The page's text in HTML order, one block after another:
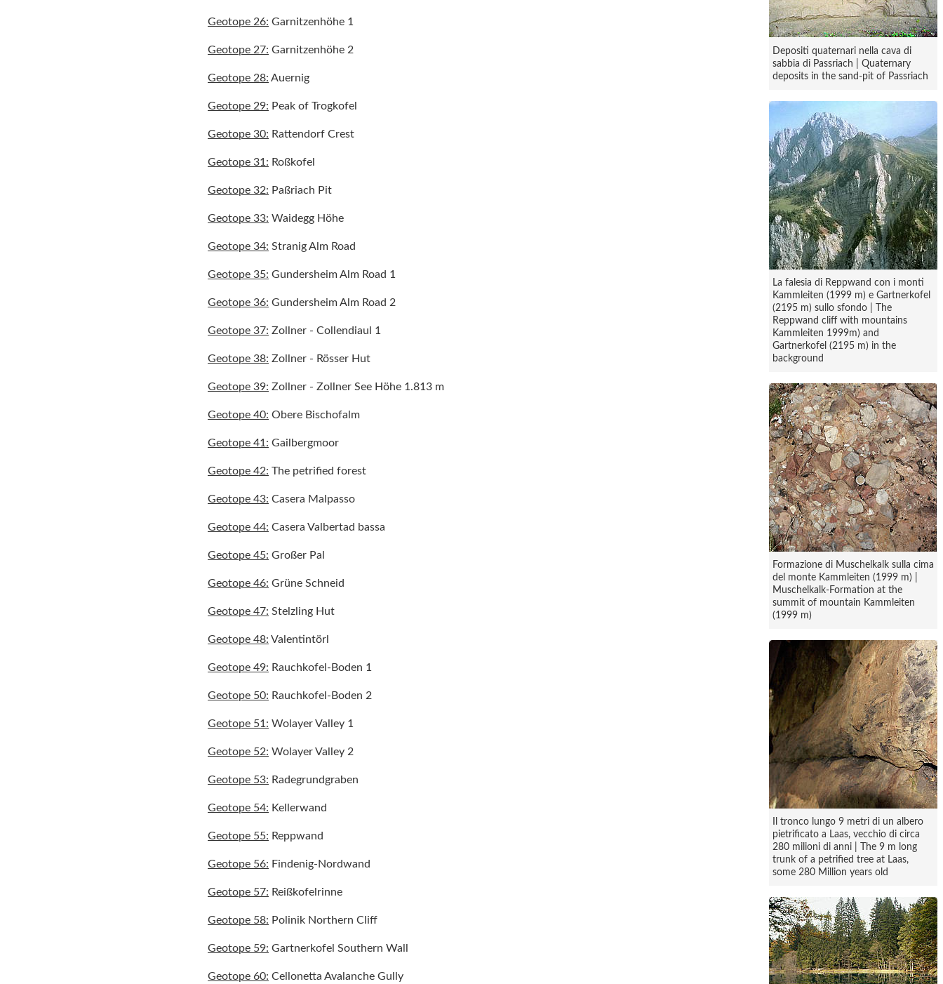
Geotope 26: Garnitzenhöhe 1
Geotope 27: Garnitzenhöhe 2
Geotope 28: Auernig
Geotope 29: Peak of Trogkofel
Geotope 30: Rattendorf Crest
Geotope 31: Roßkofel
Geotope 32: Paßriach Pit
Geotope 33: Waidegg Höhe
Geotope 34: Stranig Alm Road
Geotope 35: Gundersheim Alm Road 1
Geotope 36: Gundersheim Alm Road 2
Geotope 37: Zollner - Collendiaul 1
Geotope 38: Zollner - Rösser Hut
Geotope 39: Zollner - Zollner See Höhe 1.813 m
Geotope 40: Obere Bischofalm
Geotope 41: Gailbergmoor
Geotope 42: The petrified forest
Geotope 43: Casera Malpasso
Geotope 44: Casera Valbertad bassa
Geotope 45: Großer Pal
Geotope 46: Grüne Schneid
Geotope 47: Stelzling Hut
Geotope 48: Valentintörl
Geotope 49: Rauchkofel-Boden 1
Geotope 50: Rauchkofel-Boden 2
Geotope 51: Wolayer Valley 1
Geotope 52: Wolayer Valley 2
Geotope 53: Radegrundgraben
Geotope 54: Kellerwand
Geotope 55: Reppwand
Geotope 56: Findenig-Nordwand
Geotope 57: Reißkofelrinne
Geotope 58: Polinik Northern Cliff
Geotope 59: Gartnerkofel Southern Wall
Geotope 60: Cellonetta Avalanche Gully
Depositi quaternari nella cava di
sabbia di Passriach | Quaternary
deposits in the sand-pit of Passriach
La falesia di Reppwand con i monti
Kammleiten (1999 m) e Gartnerkofel
(2195 m) sullo sfondo | The
Reppwand cliff with mountains
Kammleiten 1999m) and
Gartnerkofel (2195 m) in the
background
Formazione di Muschelkalk sulla cima
del monte Kammleiten (1999 m) |
Muschelkalk-Formation at the
summit of mountain Kammleiten
(1999 m)
Il tronco lungo 9 metri di un albero
pietrificato a Laas, vecchio di circa
280 milioni di anni | The 9 m long
trunk of a petrified tree at Laas,
some 280 Million years old